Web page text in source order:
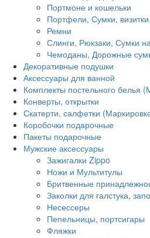
Портмоне и кошельки
Портфели, Сумки, визитки
Ремни
Слинги, Рюкзаки, Сумки
Чемоданы, Дорожные
Декоративные подушки
Аксессуары для ванной
Комплекты постельного белья
Конверты, открытки
Скатерти, салфетки
Коробочки подарочные
Пакеты подарочные
Мужские аксессуары
Зажигалки Zippo
Ножи и Мультитулы
Бритвенные
Заколки для галстука,
Несессеры
Пепельницы, портсигары
Фляжки